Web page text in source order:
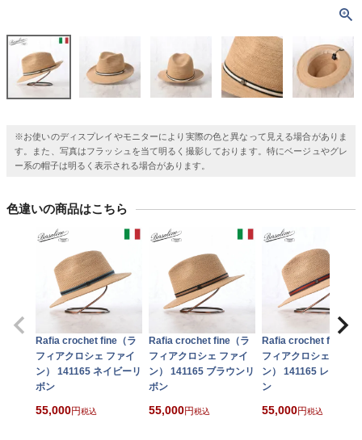
※お使いのディスプレイやモニターにより実際の色と異なって見える場合がありま
す。また、写真はフラッシュを当て明るく撮影しております。特にベージュやグレ
ー系の帽子は明るく表示される場合があります。
色違いの商品はこちら
Rafia crochet fine（ラ
フィアクロシェ ファイ
ン） 141165 ネイビーリ
ボン
55,000 税込
Rafia crochet fine（ラ
フィアクロシェ ファイ
ン） 141165 ブラウンリ
ボン
55,000 税込
Rafia crochet fine（ラ
フィアクロシェ ファイ
ン） 141165 レッドリ
ン
55,000 税込